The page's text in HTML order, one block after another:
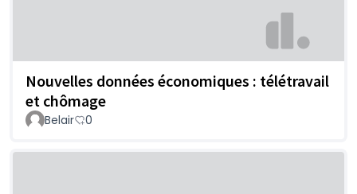
Nouvelles données économiques : télétravail
et chômage
Belair 0